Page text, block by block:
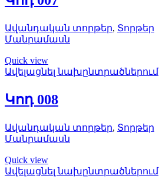
Ավանդական տորթեր, Տորթեր
Մանրամասն
Quick view
Ավելացնել նախընտրածներում
Կոդ 008
Ավանդական տորթեր, Տորթեր
Մանրամասն
Quick view
Ավելացնել նախընտրածներում